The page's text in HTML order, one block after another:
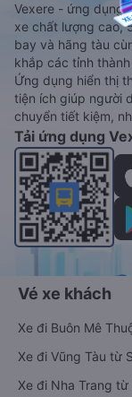
Vexere - ứng dụng
xe chất lượng cao,
bay và hãng tàu
khắp các tỉnh
Ứng dụng hiển thị
tiện ích giúp người
chuyển tiết kiệm,
Tải ứng dụng
Vé xe khách
Xe đi Buôn Mê
Xe đi Vũng Tàu từ
Xe đi Nha Trang từ